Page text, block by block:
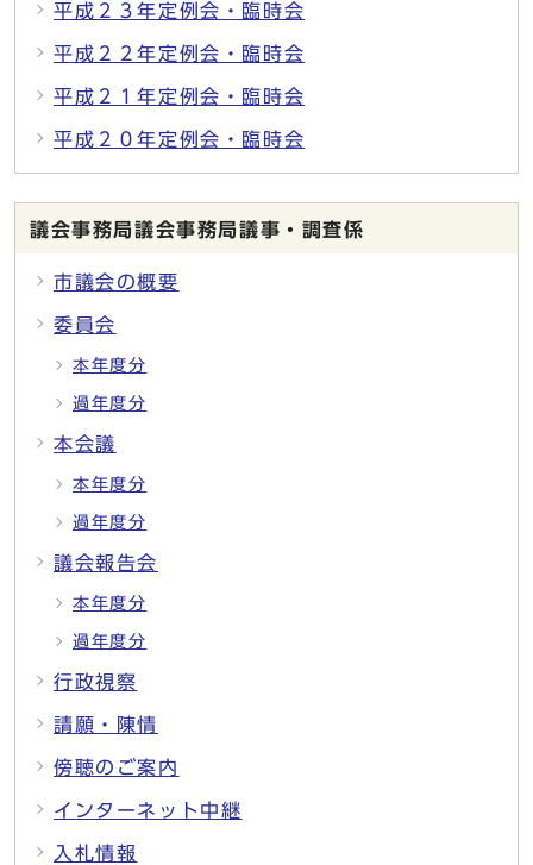
平成２３年定例会・臨時会
平成２２年定例会・臨時会
平成２１年定例会・臨時会
平成２０年定例会・臨時会
議会事務局議会事務局議事・調査係
市議会の概要
委員会
本年度分
過年度分
本会議
本年度分
過年度分
議会報告会
本年度分
過年度分
行政視察
請願・陳情
傍聴のご案内
インターネット中継
入札情報